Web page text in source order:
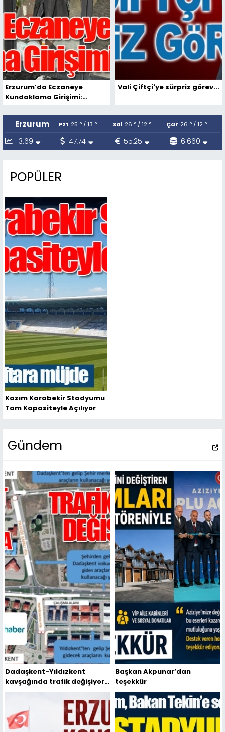
Erzurum’da Eczaneye
Kundaklama Girişimi:
Vali Çiftçi'ye sürpriz görev...
Erzurum Pzt 25 ° / 13 ° Sal 26 ° / 12 ° Çar 26 ° / 12 °
13.69 47,74 55,25 6.660
POPÜLER
Kazım Karabekir Stadyumu
Tam Kapasiteyle Açılıyor
Gündem
Dadaşkent-Yıldızkent
kavşağında trafik değişiyor!
Sürücüler bu güzergâhlara
Başkan Akpunar’dan
teşekkür